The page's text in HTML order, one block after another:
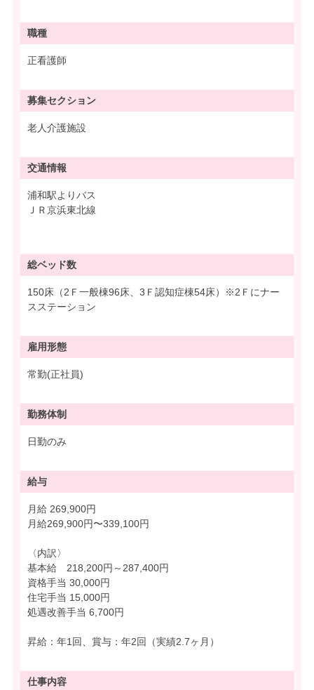
職種
正看護師
募集セクション
老人介護施設
交通情報
浦和駅よりバス
ＪＲ京浜東北線
総ベッド数
150床（2Ｆ一般棟96床、3Ｆ認知症棟54床）※2Ｆにナー
スステーション
雇用形態
常勤(正社員)
勤務体制
日勤のみ
給与
月給 269,900円
月給269,900円〜339,100円
〈内訳〉
基本給 218,200円～287,400円
資格手当 30,000円
住宅手当 15,000円
処遇改善手当 6,700円
昇給：年1回、賞与：年2回（実績2.7ヶ月）
仕事内容